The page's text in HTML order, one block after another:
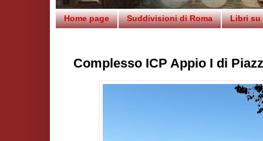
Home page Suddivisioni di Roma Libri su
Complesso ICP Appio I di